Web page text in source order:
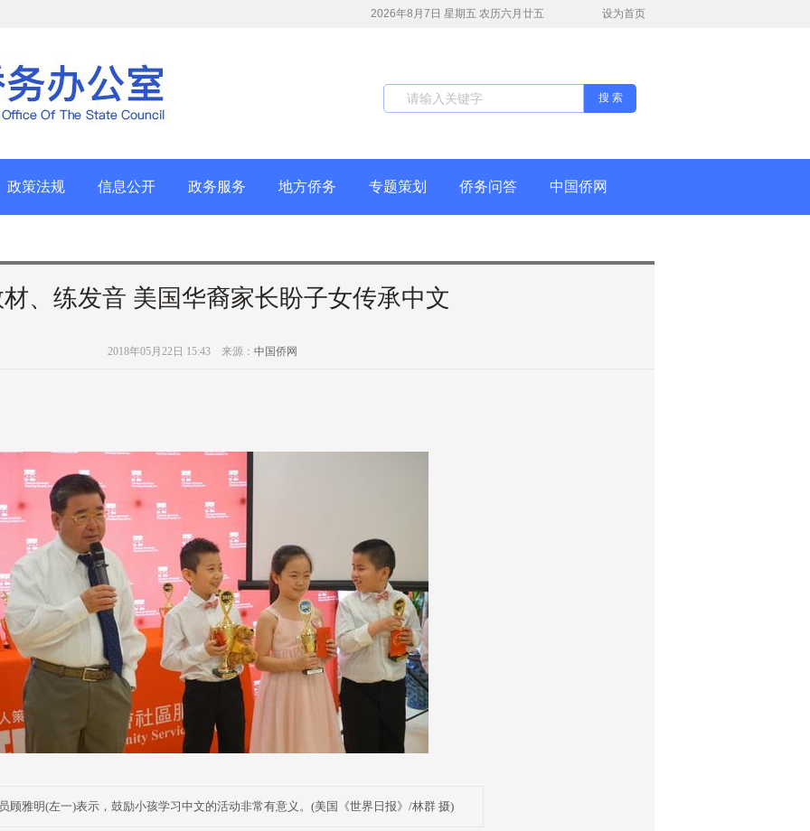
设为首页
2026年8月7日 星期五 农历六月廿五
搜 索
政策法规 信息公开 政务服务 地方侨务 专题策划 侨务问答 中国侨网
、练发音 美国华裔家长盼子女传承中文
2018年05月22日 15:43 来源： 中国侨网
顾雅明(左一)表示，鼓励小孩学习中文的活动非常有意义。(美国《世界日报》/林群 摄)